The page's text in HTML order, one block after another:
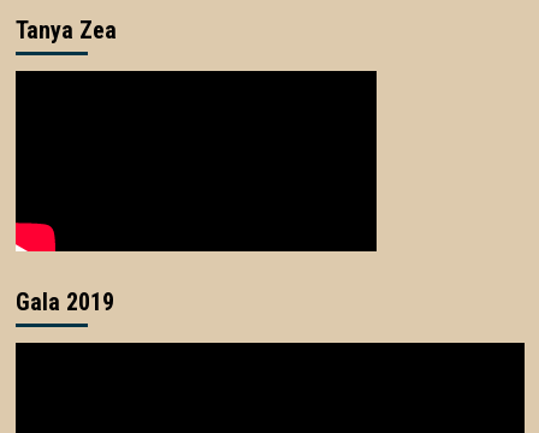
Tanya Zea
Gala 2019